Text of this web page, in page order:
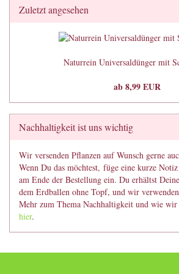
Zuletzt angesehen
Naturrein Universaldünger mit
ab 8,99 EUR
Nachhaltigkeit ist uns wichtig
Wir versenden Pflanzen auf Wunsch gerne
Wenn Du das möchtest, füge eine kurze
am Ende der Bestellung ein. Du erhältst
dem Erdballen ohne Topf, und wir
Mehr zum Thema Nachhaltigkeit und wie
hier.